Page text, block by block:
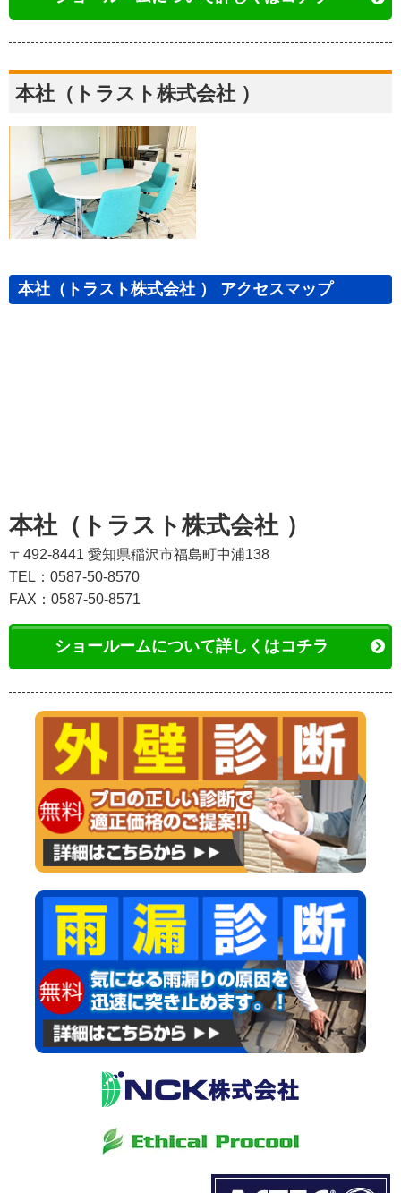
本社（トラスト株式会社 ）
本社（トラスト株式会社 ） アクセスマップ
本社（トラスト株式会社 ）
〒492-8441 愛知県稲沢市福島町中浦138
TEL：0587-50-8570
FAX：0587-50-8571
ショールームについて詳しくはコチラ